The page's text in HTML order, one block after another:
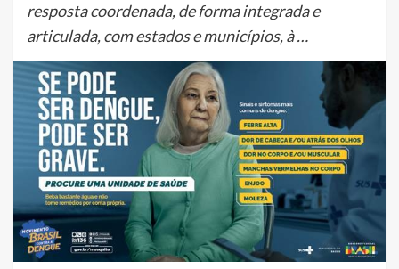
resposta coordenada, de forma integrada e
articulada, com estados e municípios, à …